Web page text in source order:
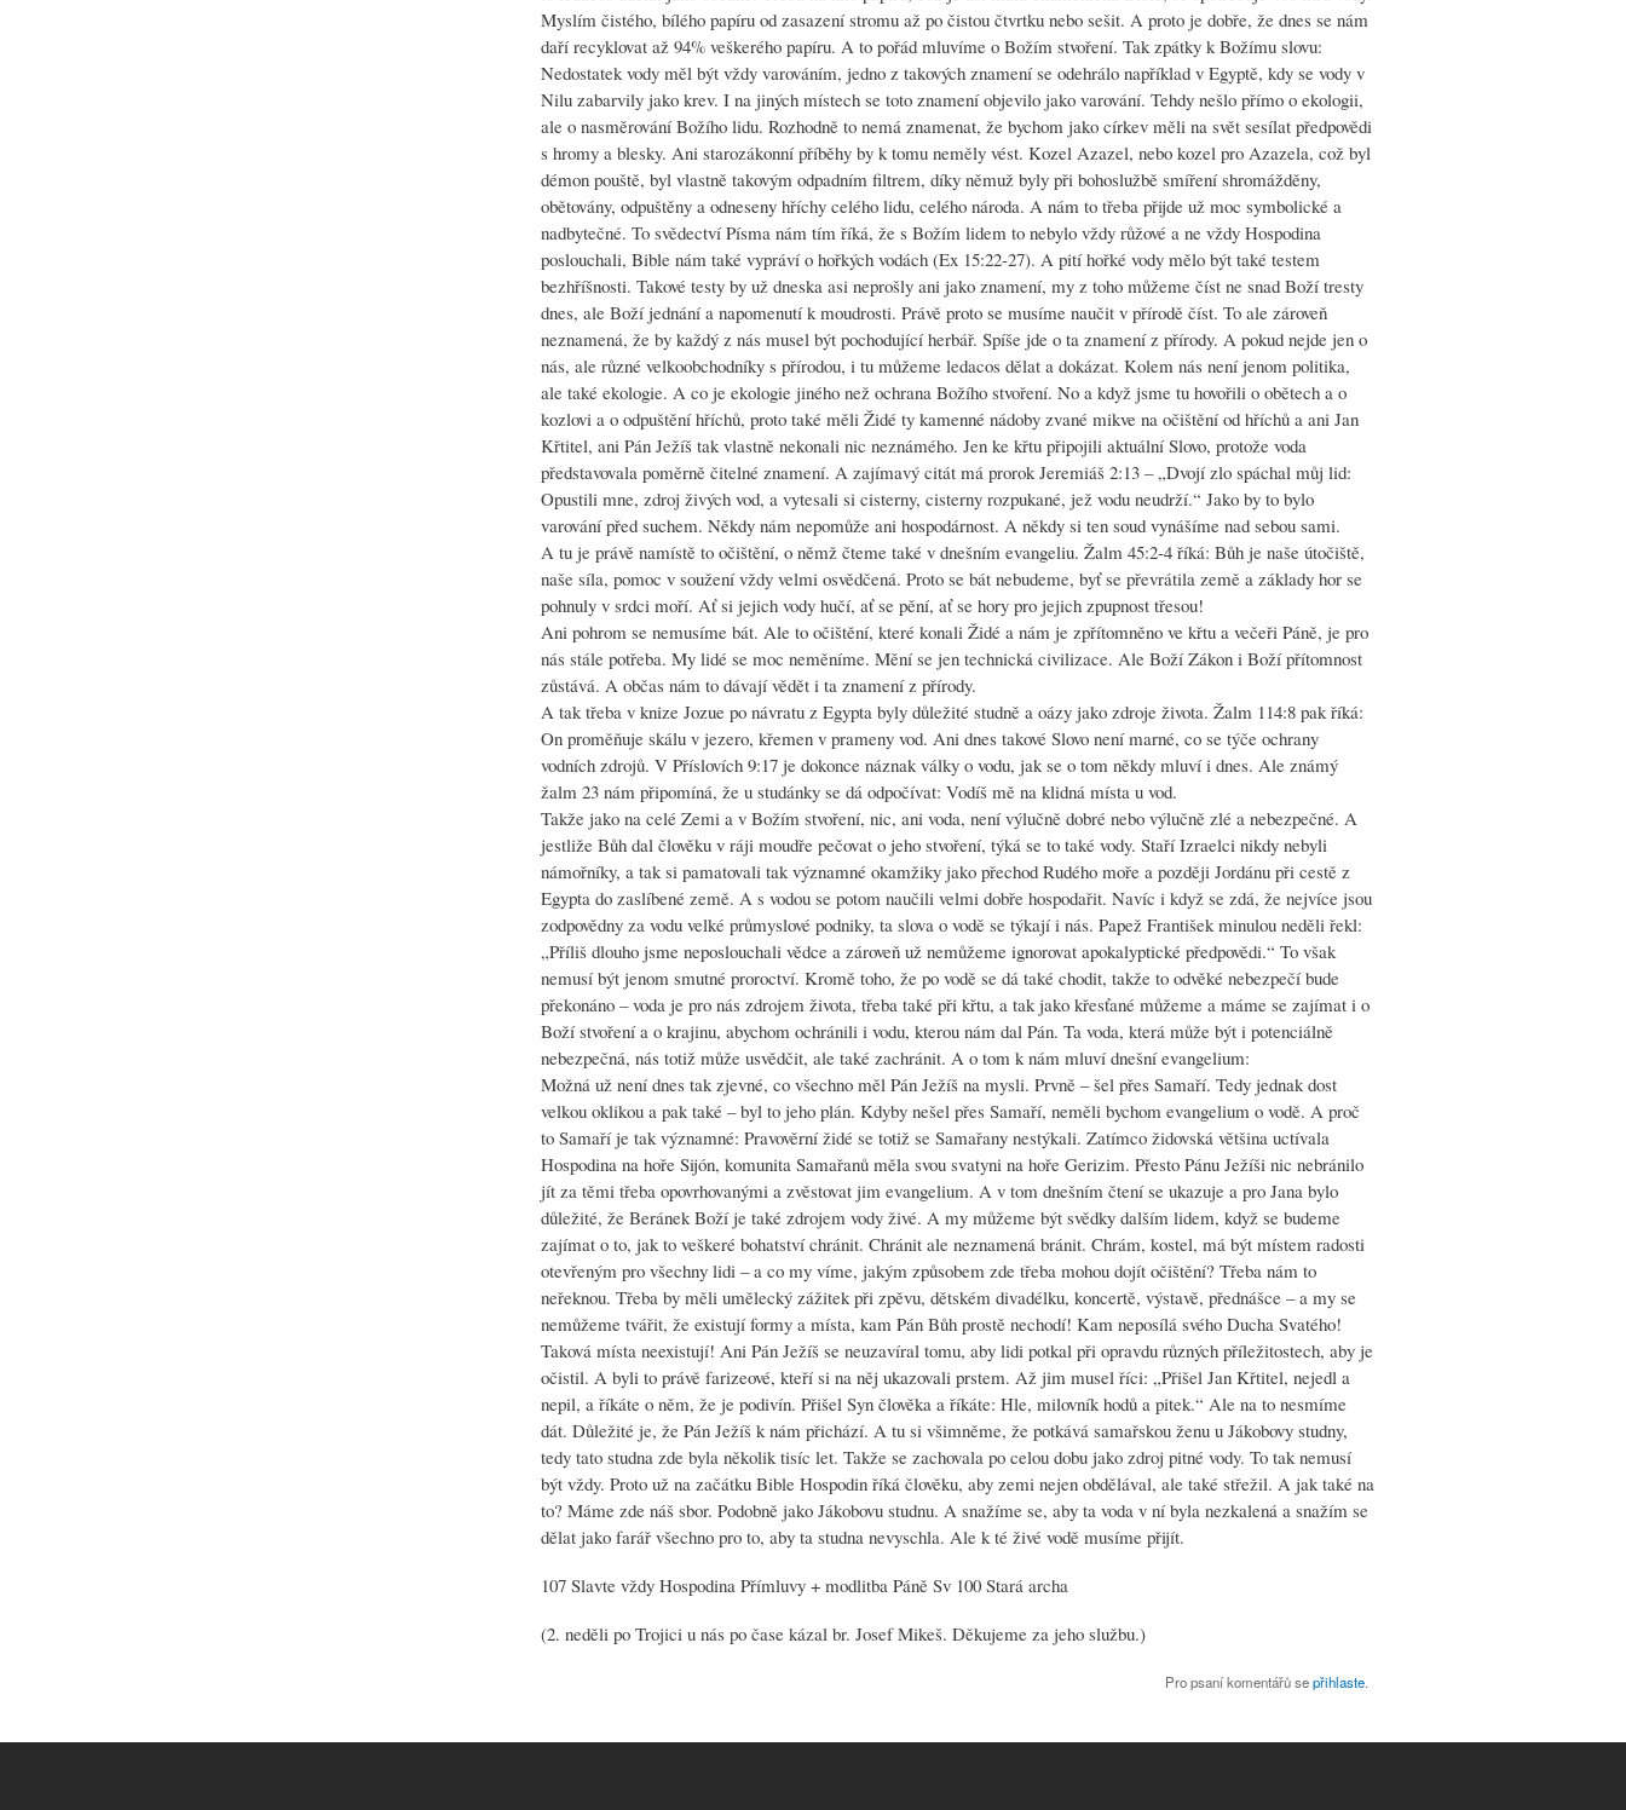
Myslím čistého, bílého papíru od zasazení stromu až po čistou čtvrtku nebo sešit. A proto je dobře, že dnes se nám
daří recyklovat až 94% veškerého papíru. A to pořád mluvíme o Božím stvoření. Tak zpátky k Božímu slovu:
Nedostatek vody měl být vždy varováním, jedno z takových znamení se odehrálo například v Egyptě, kdy se vody v
Nilu zabarvily jako krev. I na jiných místech se toto znamení objevilo jako varování. Tehdy nešlo přímo o ekologii,
ale o nasměrování Božího lidu. Rozhodně to nemá znamenat, že bychom jako církev měli na svět sesílat předpovědi
s hromy a blesky. Ani starozákonní příběhy by k tomu neměly vést. Kozel Azazel, nebo kozel pro Azazela, což byl
démon pouště, byl vlastně takovým odpadním filtrem, díky němuž byly při bohoslužbě smíření shromážděny,
obětovány, odpuštěny a odneseny hříchy celého lidu, celého národa. A nám to třeba přijde už moc symbolické a
nadbytečné. To svědectví Písma nám tím říká, že s Božím lidem to nebylo vždy růžové a ne vždy Hospodina
poslouchali, Bible nám také vypráví o hořkých vodách (Ex 15:22-27). A pití hořké vody mělo být také testem
bezhříšnosti. Takové testy by už dneska asi neprošly ani jako znamení, my z toho můžeme číst ne snad Boží tresty
dnes, ale Boží jednání a napomenutí k moudrosti. Právě proto se musíme naučit v přírodě číst. To ale zároveň
neznamená, že by každý z nás musel být pochodující herbář. Spíše jde o ta znamení z přírody. A pokud nejde jen o
nás, ale různé velkoobchodníky s přírodou, i tu můžeme ledacos dělat a dokázat. Kolem nás není jenom politika,
ale také ekologie. A co je ekologie jiného než ochrana Božího stvoření. No a když jsme tu hovořili o obětech a o
kozlovi a o odpuštění hříchů, proto také měli Židé ty kamenné nádoby zvané mikve na očištění od hříchů a ani Jan
Křtitel, ani Pán Ježíš tak vlastně nekonali nic neznámého. Jen ke křtu připojili aktuální Slovo, protože voda
představovala poměrně čitelné znamení. A zajímavý citát má prorok Jeremiáš 2:13 – „Dvojí zlo spáchal můj lid:
Opustili mne, zdroj živých vod, a vytesali si cisterny, cisterny rozpukané, jež vodu neudrží.“ Jako by to bylo
varování před suchem. Někdy nám nepomůže ani hospodárnost. A někdy si ten soud vynášíme nad sebou sami.
A tu je právě namístě to očištění, o němž čteme také v dnešním evangeliu. Žalm 45:2-4 říká: Bůh je naše útočiště,
naše síla, pomoc v soužení vždy velmi osvědčená. Proto se bát nebudeme, byť se převrátila země a základy hor se
pohnuly v srdci moří. Ať si jejich vody hučí, ať se pění, ať se hory pro jejich zpupnost třesou!
Ani pohrom se nemusíme bát. Ale to očištění, které konali Židé a nám je zpřítomněno ve křtu a večeři Páně, je pro
nás stále potřeba. My lidé se moc neměníme. Mění se jen technická civilizace. Ale Boží Zákon i Boží přítomnost
zůstává. A občas nám to dávají vědět i ta znamení z přírody.
A tak třeba v knize Jozue po návratu z Egypta byly důležité studně a oázy jako zdroje života. Žalm 114:8 pak říká:
On proměňuje skálu v jezero, křemen v prameny vod. Ani dnes takové Slovo není marné, co se týče ochrany
vodních zdrojů. V Příslovích 9:17 je dokonce náznak války o vodu, jak se o tom někdy mluví i dnes. Ale známý
žalm 23 nám připomíná, že u studánky se dá odpočívat: Vodíš mě na klidná místa u vod.
Takže jako na celé Zemi a v Božím stvoření, nic, ani voda, není výlučně dobré nebo výlučně zlé a nebezpečné. A
jestliže Bůh dal člověku v ráji moudře pečovat o jeho stvoření, týká se to také vody. Staří Izraelci nikdy nebyli
námořníky, a tak si pamatovali tak významné okamžiky jako přechod Rudého moře a později Jordánu při cestě z
Egypta do zaslíbené země. A s vodou se potom naučili velmi dobře hospodařit. Navíc i když se zdá, že nejvíce jsou
zodpovědny za vodu velké průmyslové podniky, ta slova o vodě se týkají i nás. Papež František minulou neděli řekl:
„Příliš dlouho jsme neposlouchali vědce a zároveň už nemůžeme ignorovat apokalyptické předpovědi.“ To však
nemusí být jenom smutné proroctví. Kromě toho, že po vodě se dá také chodit, takže to odvěké nebezpečí bude
překonáno – voda je pro nás zdrojem života, třeba také při křtu, a tak jako křesťané můžeme a máme se zajímat i o
Boží stvoření a o krajinu, abychom ochránili i vodu, kterou nám dal Pán. Ta voda, která může být i potenciálně
nebezpečná, nás totiž může usvědčit, ale také zachránit. A o tom k nám mluví dnešní evangelium:
Možná už není dnes tak zjevné, co všechno měl Pán Ježíš na mysli. Prvně – šel přes Samaří. Tedy jednak dost
velkou oklikou a pak také – byl to jeho plán. Kdyby nešel přes Samaří, neměli bychom evangelium o vodě. A proč
to Samaří je tak významné: Pravověrní židé se totiž se Samařany nestýkali. Zatímco židovská většina uctívala
Hospodina na hoře Sijón, komunita Samařanů měla svou svatyni na hoře Gerizim. Přesto Pánu Ježíši nic nebránilo
jít za těmi třeba opovrhovanými a zvěstovat jim evangelium. A v tom dnešním čtení se ukazuje a pro Jana bylo
důležité, že Beránek Boží je také zdrojem vody živé. A my můžeme být svědky dalším lidem, když se budeme
zajímat o to, jak to veškeré bohatství chránit. Chránit ale neznamená bránit. Chrám, kostel, má být místem radosti
otevřeným pro všechny lidi – a co my víme, jakým způsobem zde třeba mohou dojít očištění? Třeba nám to
neřeknou. Třeba by měli umělecký zážitek při zpěvu, dětském divadélku, koncertě, výstavě, přednášce – a my se
nemůžeme tvářit, že existují formy a místa, kam Pán Bůh prostě nechodí! Kam neposílá svého Ducha Svatého!
Taková místa neexistují! Ani Pán Ježíš se neuzavíral tomu, aby lidi potkal při opravdu různých příležitostech, aby je
očistil. A byli to právě farizeové, kteří si na něj ukazovali prstem. Až jim musel říci: „Přišel Jan Křtitel, nejedl a
nepil, a říkáte o něm, že je podivín. Přišel Syn člověka a říkáte: Hle, milovník hodů a pitek.“ Ale na to nesmíme
dát. Důležité je, že Pán Ježíš k nám přichází. A tu si všimněme, že potkává samařskou ženu u Jákobovy studny,
tedy tato studna zde byla několik tisíc let. Takže se zachovala po celou dobu jako zdroj pitné vody. To tak nemusí
být vždy. Proto už na začátku Bible Hospodin říká člověku, aby zemi nejen obdělával, ale také střežil. A jak také na
to? Máme zde náš sbor. Podobně jako Jákobovu studnu. A snažíme se, aby ta voda v ní byla nezkalená a snažím se
dělat jako farář všechno pro to, aby ta studna nevyschla. Ale k té živé vodě musíme přijít.
107 Slavte vždy Hospodina Přímluvy + modlitba Páně Sv 100 Stará archa
(2. neděli po Trojici u nás po čase kázal br. Josef Mikeš. Děkujeme za jeho službu.)
Pro psaní komentářů sepřihlaste.